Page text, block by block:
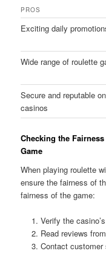
PROS
Exciting daily
Wide range of roulette
Secure and reputable
casinos
Checking the
Game
When playing roulette
ensure the fairness of
fairness of the game:
Verify the
Read reviews
Contact customer